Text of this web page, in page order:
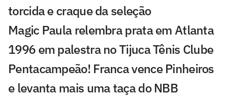
torcida e craque da seleção
Magic Paula relembra prata em Atlanta
1996 em palestra no Tijuca Tênis Clube
Pentacampeão! Franca vence Pinheiros
e levanta mais uma taça do NBB